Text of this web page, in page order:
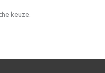
keuze.